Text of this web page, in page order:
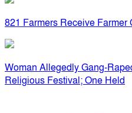
821 Farmers Receive
Woman Allegedly Gang-
Religious Festival; One Held